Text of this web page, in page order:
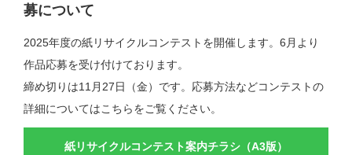
募について
2025年度の紙リサイクルコンテストを開催します。6月より
作品応募を受け付けております。
締め切りは11月27日（金）です。応募方法などコンテストの
詳細についてはこちらをご覧ください。
紙リサイクルコンテスト案内チラシ（A3版）